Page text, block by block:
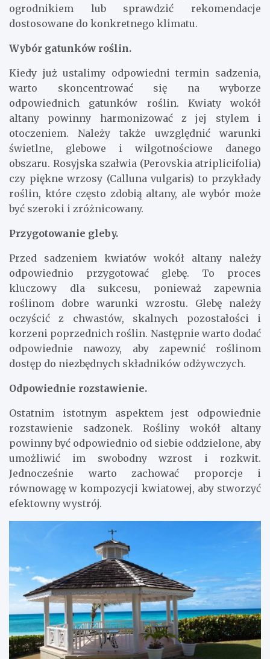
ogrodnikiem lub sprawdzić rekomendacje
dostosowane do konkretnego klimatu.
Wybór gatunków roślin.
Kiedy już ustalimy odpowiedni termin sadzenia,
warto skoncentrować się na wyborze
odpowiednich gatunków roślin. Kwiaty wokół
altany powinny harmonizować z jej stylem i
otoczeniem. Należy także uwzględnić warunki
świetlne, glebowe i wilgotnościowe danego
obszaru. Rosyjska szałwia (Perovskia atriplicifolia)
czy piękne wrzosy (Calluna vulgaris) to przykłady
roślin, które często zdobią altany, ale wybór może
być szeroki i zróżnicowany.
Przygotowanie gleby.
Przed sadzeniem kwiatów wokół altany należy
odpowiednio przygotować glebę. To proces
kluczowy dla sukcesu, ponieważ zapewnia
roślinom dobre warunki wzrostu. Glebę należy
oczyścić z chwastów, skalnych pozostałości i
korzeni poprzednich roślin. Następnie warto dodać
odpowiednie nawozy, aby zapewnić roślinom
dostęp do niezbędnych składników odżywczych.
Odpowiednie rozstawienie.
Ostatnim istotnym aspektem jest odpowiednie
rozstawienie sadzonek. Rośliny wokół altany
powinny być odpowiednio od siebie oddzielone, aby
umożliwić im swobodny wzrost i rozkwit.
Jednocześnie warto zachować proporcje i
równowagę w kompozycji kwiatowej, aby stworzyć
efektowny wystrój.